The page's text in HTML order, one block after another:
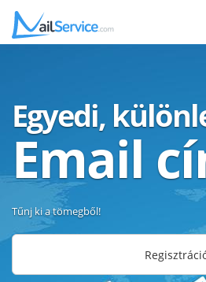
Egyedi,
Email
Tűnj ki a tömegből!